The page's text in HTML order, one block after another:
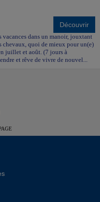
Découvrir
dans un manoir, jouxtant
chevaux, quoi de mieux pour un(e)
et août. (7 jours à
et rêve de vivre de nouvel...